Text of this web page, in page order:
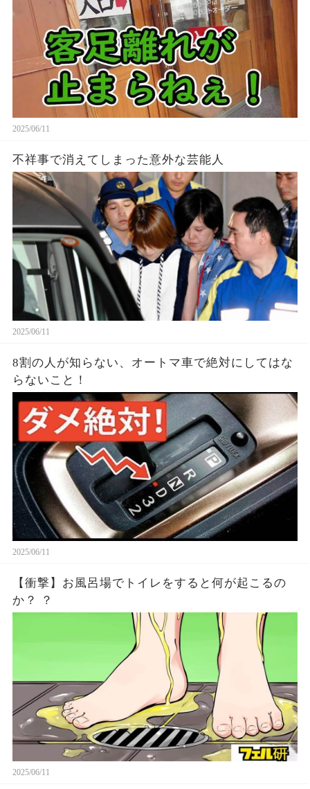
2025/06/11
不祥事で消えてしまった意外な芸能人
2025/06/11
8割の人が知らない、オートマ車で絶対にしてはな
らないこと！
2025/06/11
【衝撃】お風呂場でトイレをすると何が起こるの
か？ ？
2025/06/11